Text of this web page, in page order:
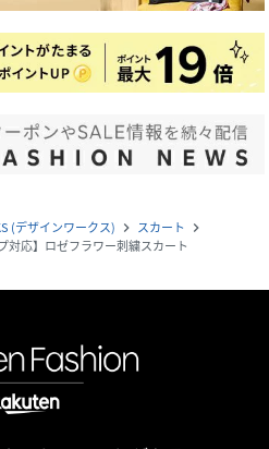
(デザインワークス) navigate_next スカート navigate_next
対応】ロゼフラワー刺繍スカート